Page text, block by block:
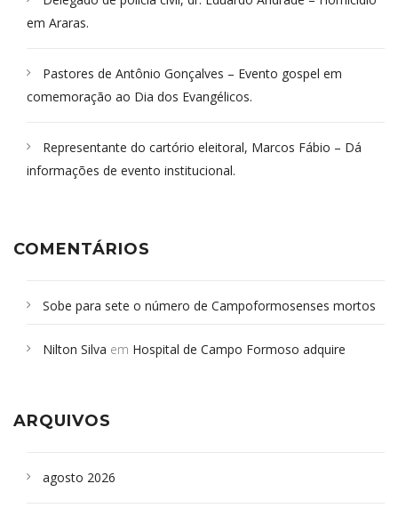
em Araras.
Pastores de Antônio Gonçalves – Evento gospel em
comemoração ao Dia dos Evangélicos.
Representante do cartório eleitoral, Marcos Fábio – Dá
informações de evento institucional.
COMENTÁRIOS
Sobe para sete o número de Campoformosenses mortos
Campoformosenses que morreram em desabamentos são
Nilton Silva em Hospital de Campo Formoso adquire
ARQUIVOS
agosto 2026